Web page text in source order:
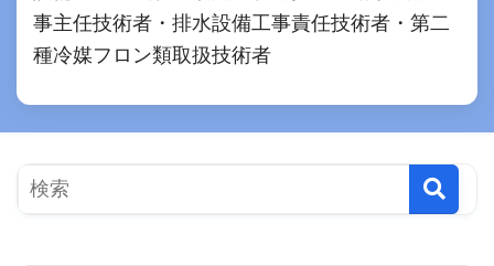
事主任技術者・排水設備工事責任技術者・第二
種冷媒フロン類取扱技術者